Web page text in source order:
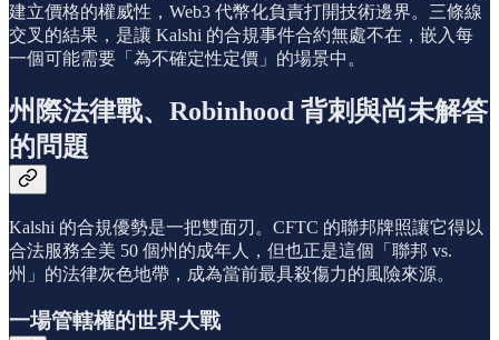
建立價格的權威性，Web3 代幣化負責打開技術邊界。三條線
交叉的結果，是讓 Kalshi 的合規事件合約無處不在，嵌入每
一個可能需要「為不確定性定價」的場景中。
州際法律戰、Robinhood 背刺與尚未解答
的問題
Kalshi 的合規優勢是一把雙面刃。CFTC 的聯邦牌照讓它得以
合法服務全美 50 個州的成年人，但也正是這個「聯邦 vs.
州」的法律灰色地帶，成為當前最具殺傷力的風險來源。
一場管轄權的世界大戰